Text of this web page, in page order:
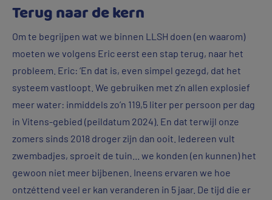
Terug naar de kern
Om te begrijpen wat we binnen LLSH doen (en waarom)
moeten we volgens Eric eerst een stap terug, naar het
probleem. Eric: ‘En dat is, even simpel gezegd, dat het
systeem vastloopt. We gebruiken met z’n allen explosief
meer water: inmiddels zo’n 119,5 liter per persoon per dag
in Vitens-gebied (peildatum 2024). En dat terwijl onze
zomers sinds 2018 droger zijn dan ooit. Iedereen vult
zwembadjes, sproeit de tuin... we konden (en kunnen) het
gewoon niet meer bijbenen. Ineens ervaren we hoe
ontzéttend veel er kan veranderen in 5 jaar. De tijd die er